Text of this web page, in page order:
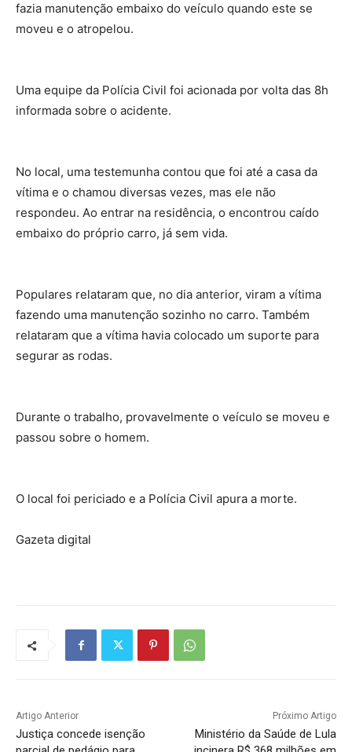
fazia manutenção embaixo do veículo quando este se
moveu e o atropelou.
Uma equipe da Polícia Civil foi acionada por volta das 8h
informada sobre o acidente.
No local, uma testemunha contou que foi até a casa da
vítima e o chamou diversas vezes, mas ele não
respondeu. Ao entrar na residência, o encontrou caído
embaixo do próprio carro, já sem vida.
Populares relataram que, no dia anterior, viram a vítima
fazendo uma manutenção sozinho no carro. Também
relataram que a vítima havia colocado um suporte para
segurar as rodas.
Durante o trabalho, provavelmente o veículo se moveu e
passou sobre o homem.
O local foi periciado e a Polícia Civil apura a morte.
Gazeta digital
Artigo Anterior
Justiça concede isenção
Próximo Artigo
Ministério da Saúde de Lula